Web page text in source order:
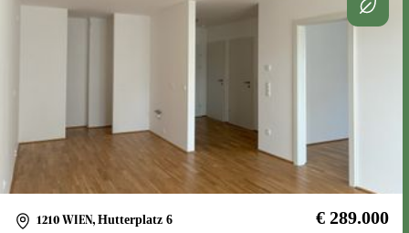
1210 WIEN, Hutterplatz 6 € 289.000